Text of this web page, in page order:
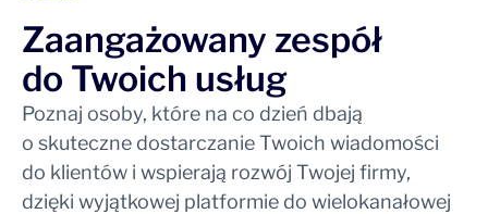
Zaangażowany zespół
do Twoich usług
Poznaj osoby, które na co dzień dbają
o skuteczne dostarczanie Twoich wiadomości
do klientów i wspierają rozwój Twojej firmy,
dzięki wyjątkowej platformie do wielokanałowej